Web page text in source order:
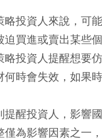
略投資人來說，可
迫買進或賣出某些
略投資人提醒想要
何時會失效，如果
提醒投資人，影響
僅為影響因素之一